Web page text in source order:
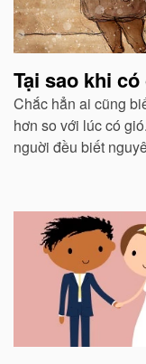
Tại sao khi
Chắc hẳn ai cũng
hơn so với lúc có
nguời đều biết